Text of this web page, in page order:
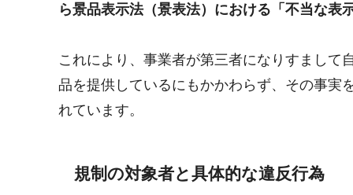
ら景品表示法（景表法）における「不当な表
これにより、事業者が第三者になりすまして
品を提供しているにもかかわらず、その事実
れています。
規制の対象者と具体的な違反行為